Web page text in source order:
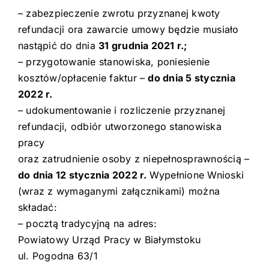
– zabezpieczenie zwrotu przyznanej kwoty
refundacji ora zawarcie umowy będzie musiało
nastąpić do dnia31 grudnia 2021 r.;
– przygotowanie stanowiska, poniesienie
kosztów/opłacenie faktur –do dnia 5 stycznia
2022 r.
– udokumentowanie i rozliczenie przyznanej
refundacji, odbiór utworzonego stanowiska
pracy
oraz zatrudnienie osoby z niepełnosprawnością –
do dnia 12 stycznia 2022 r. Wypełnione Wnioski
(wraz z wymaganymi załącznikami) można
składać:
– pocztą tradycyjną na adres:
Powiatowy Urząd Pracy w Białymstoku
ul. Pogodna 63/1